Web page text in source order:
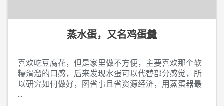
蒸水蛋，又名鸡蛋羹
喜欢吃豆腐花，但是家里做不方便，主要喜欢那个软
糯滑溜的口感，后来发现水蛋可以代替部分感觉，所
以研究如何做好，图省事且省资源经济，用蒸蛋器最
...